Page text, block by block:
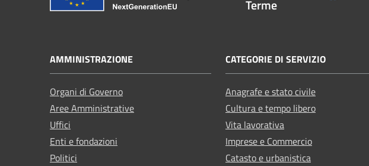
Terme
AMMINISTRAZIONE
Organi di Governo
Aree Amministrative
Uffici
Enti e fondazioni
Politici
CATEGORIE DI SERVIZIO
Anagrafe e stato civile
Cultura e tempo libero
Vita lavorativa
Imprese e Commercio
Catasto e urbanistica